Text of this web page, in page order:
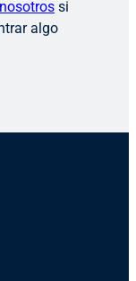
si
algo